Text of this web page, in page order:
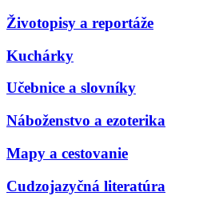
Životopisy a reportáže
Kuchárky
Učebnice a slovníky
Náboženstvo a ezoterika
Mapy a cestovanie
Cudzojazyčná literatúra